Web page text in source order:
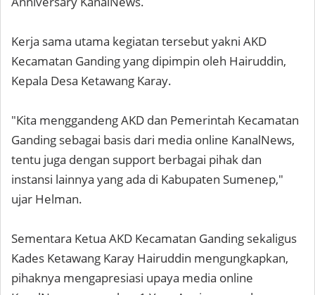
Kerja sama utama kegiatan tersebut yakni AKD
Kecamatan Ganding yang dipimpin oleh Hairuddin,
Kepala Desa Ketawang Karay.
"Kita menggandeng AKD dan Pemerintah Kecamatan
Ganding sebagai basis dari media online KanalNews,
tentu juga dengan support berbagai pihak dan
instansi lainnya yang ada di Kabupaten Sumenep,"
ujar Helman.
Sementara Ketua AKD Kecamatan Ganding sekaligus
Kades Ketawang Karay Hairuddin mengungkapkan,
pihaknya mengapresiasi upaya media online